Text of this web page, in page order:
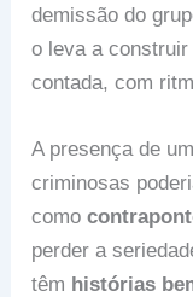
demissão do
o leva a
contada, com
A presença de
criminosas
como
perder a
têm histórias